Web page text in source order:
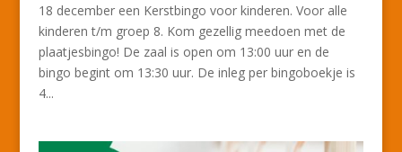
18 december een Kerstbingo voor kinderen. Voor alle
kinderen t/m groep 8. Kom gezellig meedoen met de
plaatjesbingo! De zaal is open om 13:00 uur en de
bingo begint om 13:30 uur. De inleg per bingoboekje is
4...